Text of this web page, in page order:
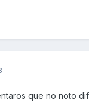
que no noto